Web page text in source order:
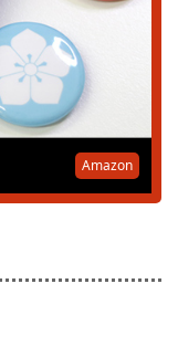
Amazon